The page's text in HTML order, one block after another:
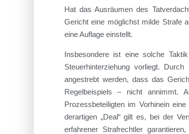
Hat das Ausräumen des
Gericht eine möglichst milde Strafe
eine Auflage einstellt.
Insbesondere ist eine solche
Steuerhinterziehung vorliegt.
angestrebt werden, dass das
Regelbeispiels – nicht annimmt.
Prozessbeteiligten im Vorhinein
derartigen „Deal“ gilt es, bei der
erfahrener Strafrechtler